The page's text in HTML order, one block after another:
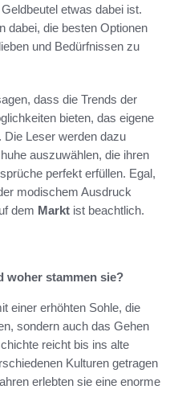
etwas dabei ist.
dabei, die besten Optionen
und Bedürfnissen zu
dass die Trends der
bieten, das eigene
Leser werden dazu
auszuwählen, die ihren
perfekt erfüllen. Egal,
modischem Ausdruck
dem Markt ist beachtlich.
woher stammen sie?
einer erhöhten Sohle, die
sondern auch das Gehen
reicht bis ins alte
Kulturen getragen
erlebten sie eine enorme